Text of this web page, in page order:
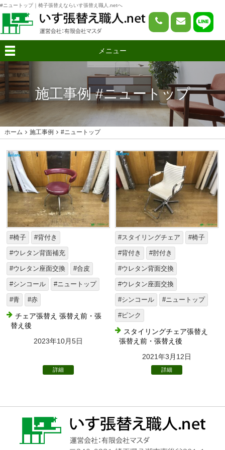
#ニュートップ｜椅子張替えならいす張替え職人.netへ
メニュー
施工事例 #ニュートップ
ホーム 施工事例 #ニュートップ
#椅子 #背付き
#ウレタン背面補充
#ウレタン座面交換 #合皮
#シンコール #ニュートップ
#青 #赤
チェア張替え 張替え前・張
替え後
2023年10月5日
詳細
#スタイリングチェア #椅子
#背付き #肘付き
#ウレタン背面交換
#ウレタン座面交換
#シンコール #ニュートップ
#ピンク
スタイリングチェア張替え
張替え前・張替え後
2021年3月12日
詳細